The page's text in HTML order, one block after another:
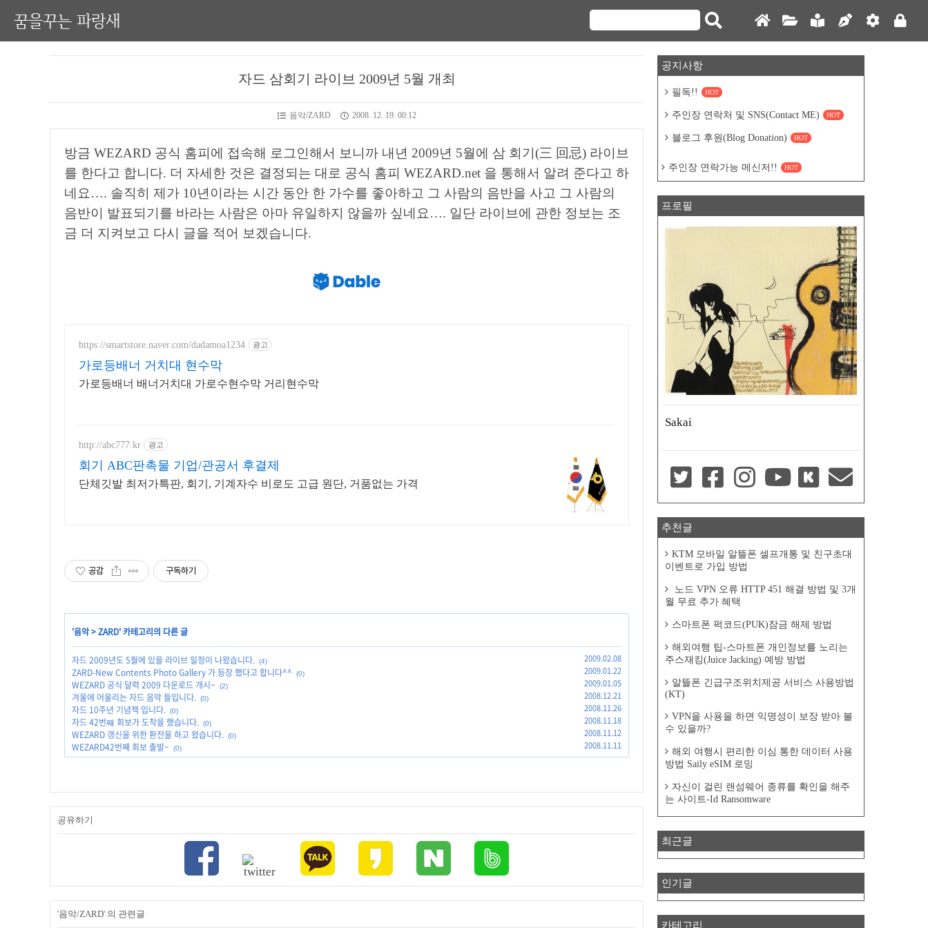
꿈을꾸는 파랑새
자드 삼회기 라이브 2009년 5월 개최
음악/ZARD 2008. 12. 19. 00:12
방금 WEZARD 공식 홈피에 접속해 로그인해서 보니까 내년 2009년 5월에 삼 회기(三 回忌) 라이브
를 한다고 합니다. 더 자세한 것은 결정되는 대로 공식 홈피 WEZARD.net 을 통해서 알려 준다고 하
네요…. 솔직히 제가 10년이라는 시간 동안 한 가수를 좋아하고 그 사람의 음반을 사고 그 사람의
음반이 발표되기를 바라는 사람은 아마 유일하지 않을까 싶네요…. 일단 라이브에 관한 정보는 조
금 더 지켜보고 다시 글을 적어 보겠습니다.
https://smartstore.naver.com/dadamoa1234 광고
가로등배너 거치대 현수막
가로등배너 배너거치대 가로수현수막 거리현수막
http://abc777.kr 광고
회기 ABC판촉물 기업/관공서 후결제
단체깃발 최저가특판, 회기, 기계자수 비로도 고급 원단, 거품없는 가격
공감 구독하기
'음악>ZARD' 카테고리의 다른 글
자드 2009년도 5월에 있을 라이브 일정이 나왔습니다. (4) 2009.02.08
ZARD-New Contents Photo Gallery 가 등장 했다고 합니다^^ (0) 2009.01.22
WEZARD 공식 달력 2009 다운로드 개시~ (2) 2009.01.05
겨울에 어울리는 자드 음악 들입니다. (0) 2008.12.21
자드 10주년 기념책 입니다. (0) 2008.11.26
자드 42번쨰 회보가 도착을 했습니다. (0) 2008.11.18
WEZARD 갱신을 위한 환전을 하고 왔습니다. (0) 2008.11.12
WEZARD42번째 회보 출발~ (0) 2008.11.11
공유하기
'음악/ZARD' 의 관련글
공지사항
필독!! HOT
주인장 연락처 및 SNS(Contact ME) HOT
블로그 후원(Blog Donation) HOT
주인장 연락가능 메신저!! HOT
프로필
Sakai
추천글
KTM 모바일 알뜰폰 셀프개통 및 친구초대
이벤트로 가입 방법
노드 VPN 오류 HTTP 451 해결 방법 및 3개
월 무료 추가 혜택
스마트폰 퍽코드(PUK)잠금 해제 방법
해외여행 팁-스마트폰 개인정보를 노리는
주스재킹(Juice Jacking) 예방 방법
알뜰폰 긴급구조위치제공 서비스 사용방법
(KT)
VPN을 사용을 하면 익명성이 보장 받아 볼
수 있을까?
해외 여행시 편리한 이심 통한 데이터 사용
방법 Saily eSIM 로밍
자신이 걸린 랜섬웨어 종류를 확인을 해주
는 사이트-Id Ransomware
최근글
인기글
카테고리